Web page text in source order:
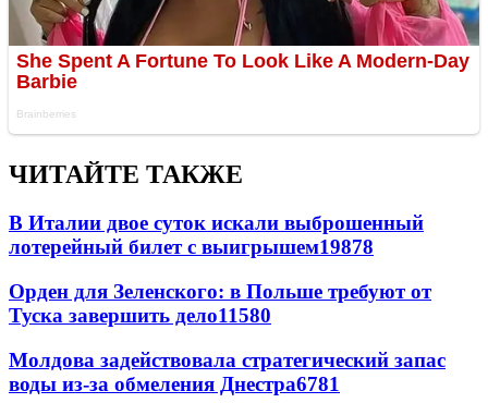
ЧИТАЙТЕ ТАКЖЕ
В Италии двое суток искали выброшенный
лотерейный билет с выигрышем19878
Орден для Зеленского: в Польше требуют от
Туска завершить дело11580
Молдова задействовала стратегический запас
воды из-за обмеления Днестра6781